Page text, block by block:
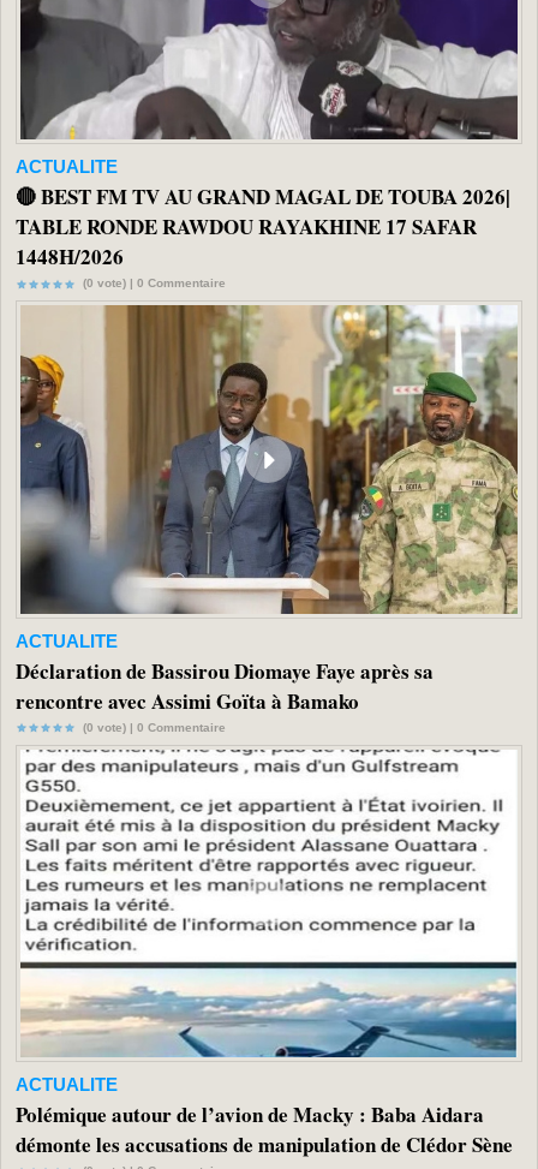
ACTUALITE
🔴 BEST FM TV AU GRAND MAGAL DE TOUBA 2026|
TABLE RONDE RAWDOU RAYAKHINE 17 SAFAR
1448H/2026
(0 vote) | 0 Commentaire
ACTUALITE
Déclaration de Bassirou Diomaye Faye après sa
rencontre avec Assimi Goïta à Bamako
(0 vote) | 0 Commentaire
ACTUALITE
Polémique autour de l’avion de Macky : Baba Aidara
démonte les accusations de manipulation de Clédor Sène